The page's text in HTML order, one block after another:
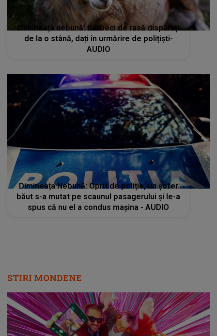
Dimineața nebună: Berbeci de rasă dispăruți
de la o stână, dați în urmărire de polițiști-
AUDIO
Dimineața Nebună: Oprit de poliție, un șofer
băut s-a mutat pe scaunul pasagerului și le-a
spus că nu el a condus mașina - AUDIO
STIRI MONDENE